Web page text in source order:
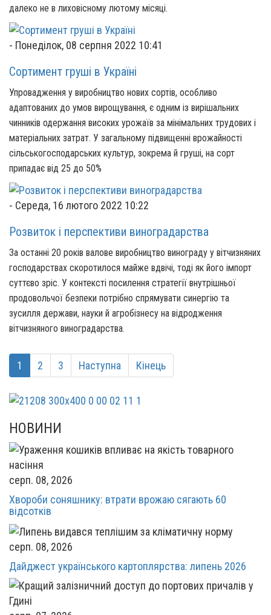
далеко не в лиховісному лютому місяці.
- Понеділок, 08 серпня 2022 10:41
Сортимент груші в Україні
Упровадження у виробництво нових сортів, особливо
адаптованих до умов вирощування, є одним із вирішальних
чинників одержання високих урожаїв за мінімальних трудових і
матеріальних затрат. У загальному підвищенні врожайності
сільськогосподарських культур, зокрема й груші, на сорт
припадає від 25 до 50%
- Середа, 16 лютого 2022 10:22
Розвиток і перспективи виноградарства
За останні 20 років валове виробництво винограду у вітчизняних
господарствах скоротилося майже вдвічі, тоді як його імпорт
суттєво зріс. У контексті посилення стратегії внутрішньої
продовольчої безпеки потрібно спрямувати синергію та
зусилля держави, науки й агробізнесу на відродження
вітчизняного виноградарства.
1 2 3 Наступна Кінець
НОВИНИ
серп. 08, 2026
Хвороби соняшнику: втрати врожаю сягають 60
відсотків
серп. 08, 2026
Дайджест українського картоплярства: липень 2026